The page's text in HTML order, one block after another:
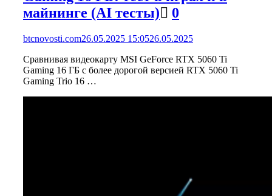
майнинге (AI тесты)
0
btcnovosti.com26.05.2025 15:0526.05.2025
Сравнивая видеокарту MSI GeForce RTX 5060 Ti
Gaming 16 ГБ с более дорогой версией RTX 5060 Ti
Gaming Trio 16 …